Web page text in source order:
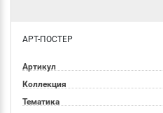
АРТ-ПОСТЕР
Артикул
Коллекция
Тематика